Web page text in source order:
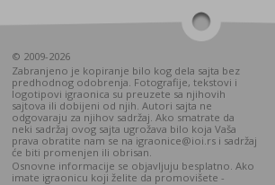
© 2009-2026
Zabranjeno je kopiranje bilo kog dela sajta bez
predhodnog odobrenja. Fotografije, tekstovi i
logotipovi igraonica su preuzete sa njihovih
sajtova ili dobijeni od njih. Autori sajta ne
odgovaraju za njihov sadržaj. Ako smatrate da
neki sadržaj ovog sajta ugrožava bilo koja Vaša
prava obratite nam se na igraonice@ioi.rs i sadržaj
će biti promenjen ili obrisan.
Osnovne informacije se objavljuju besplatno. Ako
imate igraonicu koji želite da promovišete -